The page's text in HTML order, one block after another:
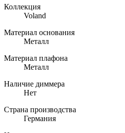
Коллекция
Voland
Материал основания
Металл
Материал плафона
Металл
Наличие диммера
Нет
Страна производства
Германия